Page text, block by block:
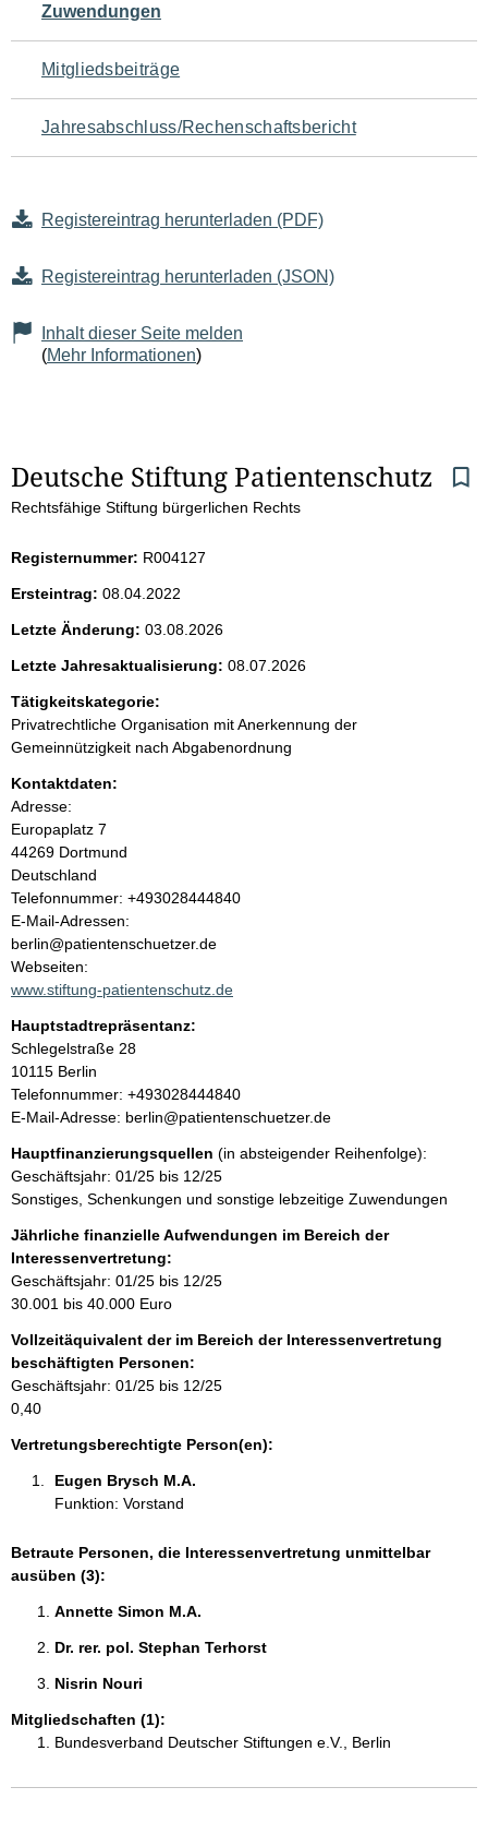
Zuwendungen
Mitgliedsbeiträge
Jahresabschluss/Rechenschaftsbericht
Registereintrag herunterladen (PDF)
Registereintrag herunterladen (JSON)
Inhalt dieser Seite melden
(Mehr Informationen)
S
e
i
t
e
n
i
n
h
a
l
t
Deutsche Stiftung Patientenschutz
Rechtsfähige Stiftung bürgerlichen Rechts
Registernummer: R004127
Ersteintrag: 08.04.2022
Letzte Änderung: 03.08.2026
Letzte Jahresaktualisierung: 08.07.2026
Tätigkeitskategorie:
Privatrechtliche Organisation mit Anerkennung der
Gemeinnützigkeit nach Abgabenordnung
Kontaktdaten:
Adresse:
Europaplatz 7
44269 Dortmund
Deutschland
K
o
n
t
a
t
i
n
o
r
m
a
i
o
n
e
n
:
Telefonnummer: +493028444840
E-Mail-Adressen:
berlin@patientenschuetzer.de
Webseiten:
www.stiftung-patientenschutz.de
Hauptstadtrepräsentanz:
A
d
r
e
s
e
Schlegelstraße 28
10115 Berlin
K
o
t
a
k
t
i
n
f
r
m
a
t
i
:
Telefonnummer: +493028444840
E-Mail-Adresse: berlin@patientenschuetzer.de
Hauptfinanzierungsquellen (in absteigender Reihenfolge):
Geschäftsjahr: 01/25 bis 12/25
Sonstiges, Schenkungen und sonstige lebzeitige Zuwendungen
Jährliche finanzielle Aufwendungen im Bereich der
Interessenvertretung:
Geschäftsjahr: 01/25 bis 12/25
30.001 bis 40.000 Euro
Vollzeitäquivalent der im Bereich der Interessenvertretung
beschäftigten Personen:
Geschäftsjahr: 01/25 bis 12/25
0,40
Vertretungsberechtigte Person(en):
Eugen Brysch M.A.
Funktion: Vorstand
Betraute Personen, die Interessenvertretung unmittelbar
ausüben (3):
Annette Simon M.A.
Dr. rer. pol. Stephan Terhorst
Nisrin Nouri
Mitgliedschaften (1):
Bundesverband Deutscher Stiftungen e.V., Berlin